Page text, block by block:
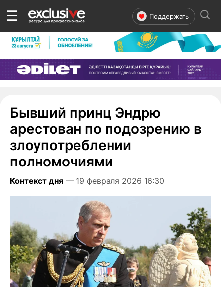
☰ Поддержать
Бывший принц Эндрю
арестован по подозрению в
злоупотреблении
полномочиями
Контекст дня — 19 февраля 2026 16:30